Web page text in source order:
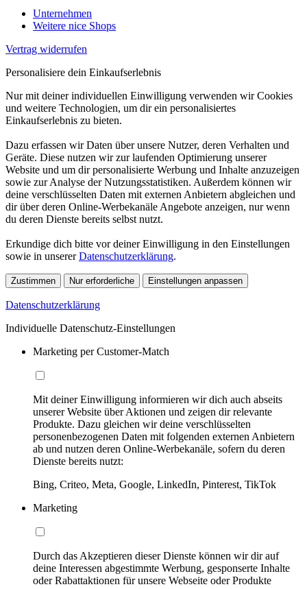
Unternehmen
Weitere nice Shops
Vertrag widerrufen
Personalisiere dein Einkaufserlebnis
Nur mit deiner individuellen Einwilligung verwenden wir Cookies
und weitere Technologien, um dir ein personalisiertes
Einkaufserlebnis zu bieten.
Dazu erfassen wir Daten über unsere Nutzer, deren Verhalten und
Geräte. Diese nutzen wir zur laufenden Optimierung unserer
Website und um dir personalisierte Werbung und Inhalte anzuzeigen
sowie zur Analyse der Nutzungsstatistiken. Außerdem können wir
deine verschlüsselten Daten mit externen Anbietern abgleichen und
dir über deren Online-Werbekanäle Angebote anzeigen, nur wenn
du deren Dienste bereits selbst nutzt.
Erkundige dich bitte vor deiner Einwilligung in den Einstellungen
sowie in unsererDatenschutzerklärung.
Zustimmen Nur erforderliche Einstellungen anpassen
Datenschutzerklärung
Individuelle Datenschutz-Einstellungen
Marketing per Customer-Match
Mit deiner Einwilligung informieren wir dich auch abseits
unserer Website über Aktionen und zeigen dir relevante
Produkte. Dazu gleichen wir deine verschlüsselten
personenbezogenen Daten mit folgenden externen Anbietern
ab und nutzen deren Online-Werbekanäle, sofern du deren
Dienste bereits nutzt:
Bing, Criteo, Meta, Google, LinkedIn, Pinterest, TikTok
Marketing
Durch das Akzeptieren dieser Dienste können wir dir auf
deine Interessen abgestimmte Werbung, gesponserte Inhalte
oder Rabattaktionen für unsere Webseite oder Produkte